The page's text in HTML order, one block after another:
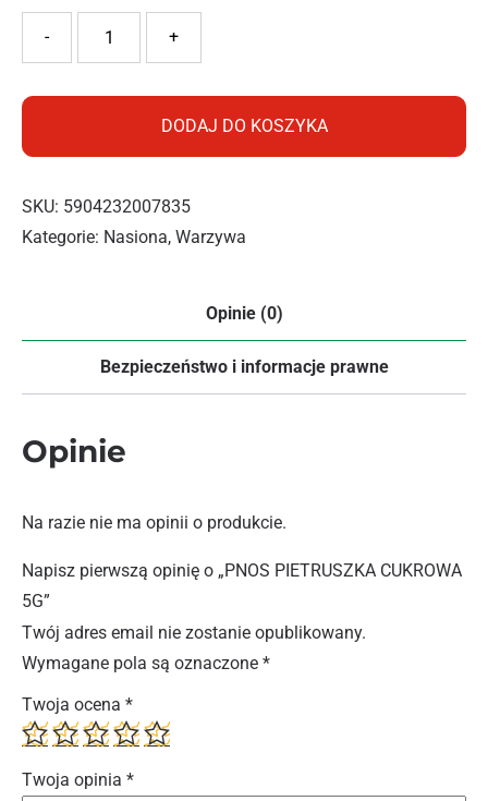
+
-
DODAJ DO KOSZYKA
SKU: 5904232007835
Kategorie: Nasiona, Warzywa
Opinie (0)
Bezpieczeństwo i informacje prawne
Opinie
Na razie nie ma opinii o produkcie.
Napisz pierwszą opinię o „PNOS PIETRUSZKA CUKROWA
5G”
Twój adres email nie zostanie opublikowany.
Wymagane pola są oznaczone *
Twoja ocena *
Twoja opinia *